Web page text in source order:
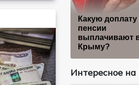
Какую доплату
пенсии
выплачивают
Крыму?
Интересное на